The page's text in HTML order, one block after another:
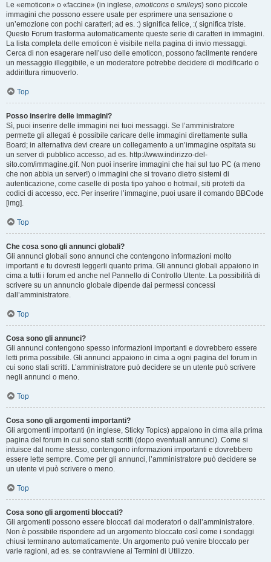
Le «emoticon» o «faccine» (in inglese, emoticons o smileys) sono piccole
immagini che possono essere usate per esprimere una sensazione o
un’emozione con pochi caratteri; ad es. :) significa felice, :( significa triste.
Questo Forum trasforma automaticamente queste serie di caratteri in immagini.
La lista completa delle emoticon è visibile nella pagina di invio messaggi.
Cerca di non esagerare nell’uso delle emoticon, possono facilmente rendere
un messaggio illeggibile, e un moderatore potrebbe decidere di modificarlo o
addirittura rimuoverlo.
Top
Posso inserire delle immagini?
Sì, puoi inserire delle immagini nei tuoi messaggi. Se l’amministratore
permette gli allegati è possibile caricare delle immagini direttamente sulla
Board; in alternativa devi creare un collegamento a un’immagine ospitata su
un server di pubblico accesso, ad es. http://www.indirizzo-del-
sito.com/immagine.gif. Non puoi inserire immagini che hai sul tuo PC (a meno
che non abbia un server!) o immagini che si trovano dietro sistemi di
autenticazione, come caselle di posta tipo yahoo o hotmail, siti protetti da
codici di accesso, ecc. Per inserire l’immagine, puoi usare il comando BBCode
[img].
Top
Che cosa sono gli annunci globali?
Gli annunci globali sono annunci che contengono informazioni molto
importanti e tu dovresti leggerli quanto prima. Gli annunci globali appaiono in
cima a tutti i forum ed anche nel Pannello di Controllo Utente. La possibilità di
scrivere su un annuncio globale dipende dai permessi concessi
dall’amministratore.
Top
Cosa sono gli annunci?
Gli annunci contengono spesso informazioni importanti e dovrebbero essere
letti prima possibile. Gli annunci appaiono in cima a ogni pagina del forum in
cui sono stati scritti. L’amministratore può decidere se un utente può scrivere
negli annunci o meno.
Top
Cosa sono gli argomenti importanti?
Gli argomenti importanti (in inglese, Sticky Topics) appaiono in cima alla prima
pagina del forum in cui sono stati scritti (dopo eventuali annunci). Come si
intuisce dal nome stesso, contengono informazioni importanti e dovrebbero
essere lette sempre. Come per gli annunci, l’amministratore può decidere se
un utente vi può scrivere o meno.
Top
Cosa sono gli argomenti bloccati?
Gli argomenti possono essere bloccati dai moderatori o dall’amministratore.
Non è possibile rispondere ad un argomento bloccato così come i sondaggi
chiusi terminano automaticamente. Un argomento può venire bloccato per
varie ragioni, ad es. se contravviene ai Termini di Utilizzo.